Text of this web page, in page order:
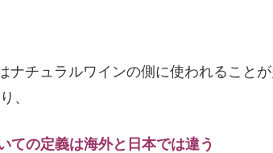
ナチュラルワインの側に使われること
、
ての定義は海外と日本では違う